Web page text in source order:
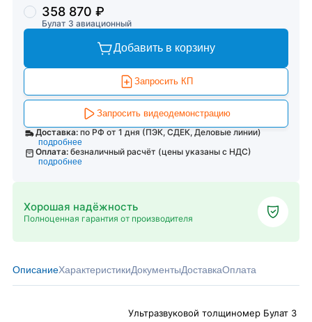
Булат 3 авиационный
358 870 ₽
Добавить в корзину
Запросить КП
Запросить видеодемонстрацию
Доставка: по РФ от 1 дня (ПЭК, СДЕК, Деловые линии)
подробнее
Оплата: безналичный расчёт (цены указаны с НДС)
подробнее
Хорошая надёжность
Полноценная гарантия от производителя
ОписаниеХарактеристикиДокументыДоставкаОплата
Ультразвуковой толщиномер Булат 3